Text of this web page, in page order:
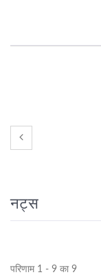
नट्स
परिणाम 1 - 9 का 9